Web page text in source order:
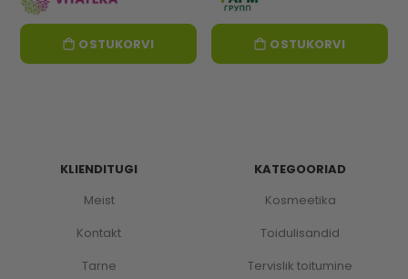
OSTUKORVI OSTUKORVI
KLIENDITUGI
Meist
Kontakt
Tarne
KATEGOORIAD
Kosmeetika
Toidulisandid
Tervislik toitumine